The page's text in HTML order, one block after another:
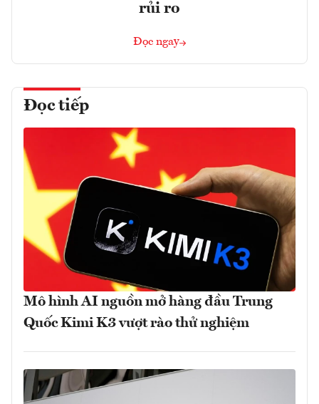
rủi ro
Đọc ngay
Đọc tiếp
Mô hình AI nguồn mở hàng đầu Trung
Quốc Kimi K3 vượt rào thử nghiệm